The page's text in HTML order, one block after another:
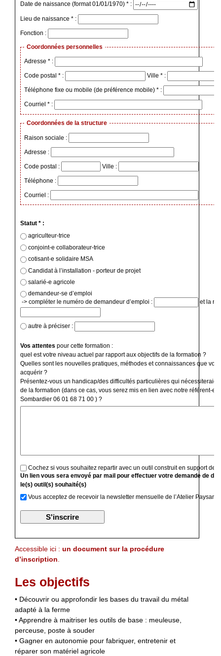
Date de naissance (format 01/01/1970) * :
Lieu de naissance * :
Fonction :
Coordonnées personnelles
Adresse * :
Code postal * : Ville * :
Téléphone fixe ou mobile (de préférence mobile) * :
Courriel * :
Coordonnées de la structure
Raison sociale :
Adresse :
Code postal : Ville :
Téléphone :
Courriel :
Statut * :
agriculteur-trice
conjoint-e collaborateur-trice
cotisant-e solidaire MSA
Candidat à l’installation - porteur de projet
salarié-e agricole
demandeur-se d’emploi
-> compléter le numéro de demandeur d’emploi :
et la
autre à préciser :
Vos attentes pour cette formation :
quel est votre niveau actuel par rapport aux objectifs de la formation ?
Quelles sont les nouvelles pratiques, méthodes et connaissances que
acquérir ?
Présentez-vous un handicap/des difficultés particulières qui
de la formation (dans ce cas, vous serez mis en lien avec notre référent-e
Sombardier 06 01 68 71 00 ) ?
Cochez si vous souhaitez repartir avec un outil construit en support de
Un lien vous sera envoyé par mail pour effectuer votre demande de
le(s) outil(s) souhaité(s)
Vous acceptez de recevoir la newsletter mensuelle de l’Atelier Paysan
Accessible ici : un document sur la procédure
d’inscription
Les objectifs
• Découvrir ou approfondir les bases du travail du métal
adapté à la ferme
• Apprendre à maitriser les outils de base : meuleuse,
perceuse, poste à souder
• Gagner en autonomie pour fabriquer, entretenir et
réparer son matériel agricole